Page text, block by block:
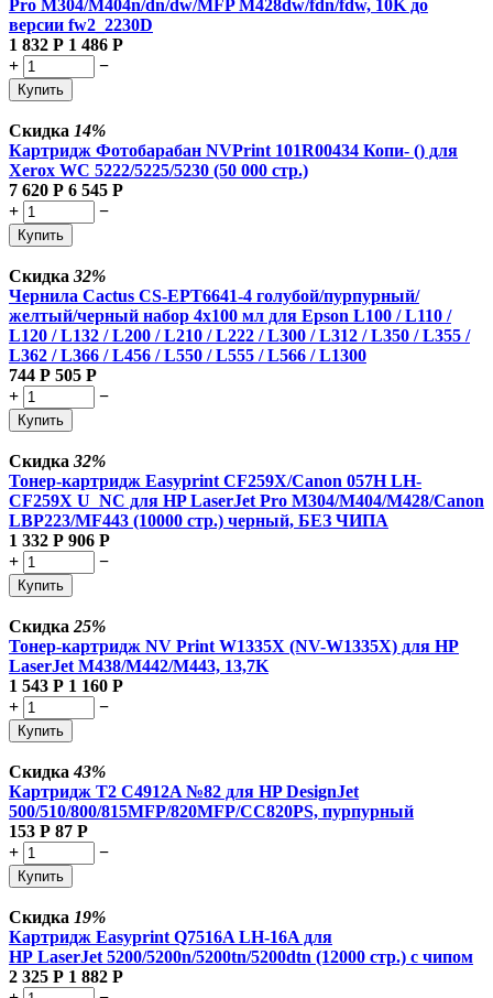
Pro M304/M404n/dn/dw/MFP M428dw/fdn/fdw, 10K до
версии fw2_2230D
1 832 Р 1 486 Р
+
−
Купить
Скидка 14%
Картридж Фотобарабан NVPrint 101R00434 Копи- () для
Xerox WC 5222/5225/5230 (50 000 стр.)
7 620 Р 6 545 Р
+
−
Купить
Скидка 32%
Чернила Cactus CS-EPT6641-4 голубой/пурпурный/
желтый/черный набор 4x100 мл для Epson L100 / L110 /
L120 / L132 / L200 / L210 / L222 / L300 / L312 / L350 / L355 /
L362 / L366 / L456 / L550 / L555 / L566 / L1300
744 Р 505 Р
+
−
Купить
Скидка 32%
Тонер-картридж Easyprint CF259X/Canon 057H LH-
CF259X U_NC для HP LaserJet Pro M304/M404/M428/Canon
LBP223/MF443 (10000 стр.) черный, БЕЗ ЧИПА
1 332 Р 906 Р
+
−
Купить
Скидка 25%
Тонер-картридж NV Print W1335X (NV-W1335X) для HP
LaserJet M438/M442/M443, 13,7K
1 543 Р 1 160 Р
+
−
Купить
Скидка43%
Картридж T2 C4912A №82 для HP DesignJet
500/510/800/815MFP/820MFP/CC820PS, пурпурный
153 Р 87 Р
+
−
Купить
Скидка 19%
Картридж Easyprint Q7516A LH-16A для
HP LaserJet 5200/5200n/5200tn/5200dtn (12000 стр.) с чипом
2 325 Р 1 882 Р